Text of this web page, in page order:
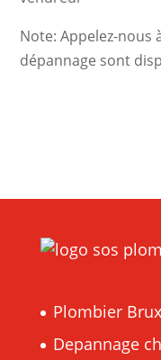
Note: Appelez-nous
dépannage sont
Plombier
Depannage